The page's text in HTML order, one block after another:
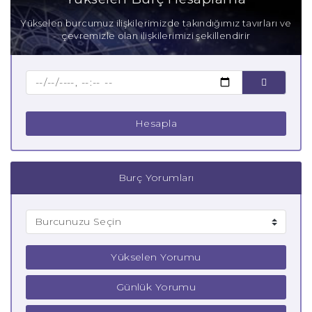
Anne Terazi Burcu
Baba Terazi Burcu
Yükselen burcumuz ilişkilerimizde takındığımız tavırları ve
çevremizle olan ilişkilerimizi şekillendirir
Hesapla
Burç Yorumları
Yükselen Yorumu
Günlük Yorumu